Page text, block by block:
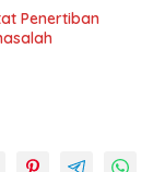
Penertiban